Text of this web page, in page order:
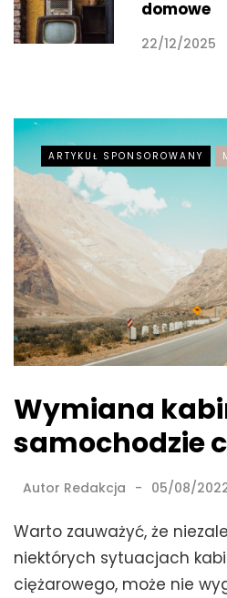
domowe
22/12/2025
ARTYKUŁ SPONSOROWANY
Wymiana
samochodzie
Autor Redakcja 05/08/
Warto zauważyć, że
niektórych sytuacjach
ciężarowego, może nie